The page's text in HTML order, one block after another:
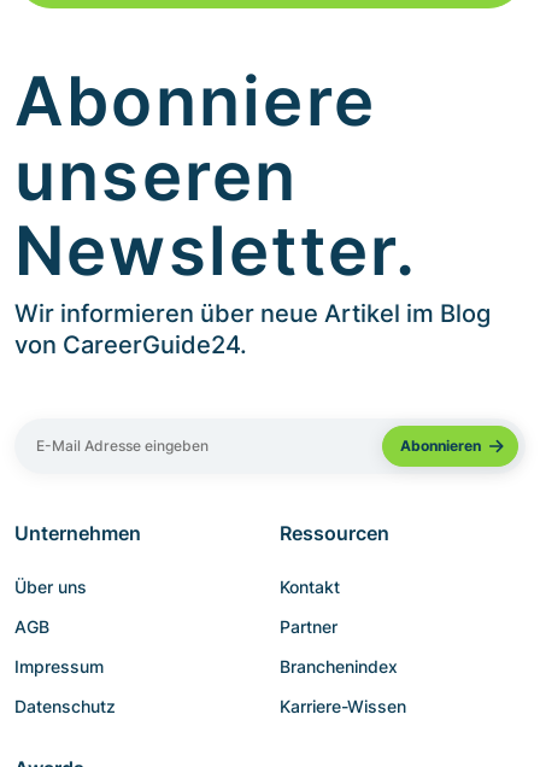
Abonniere
unseren
Newsletter.
Wir informieren über neue Artikel im Blog
von CareerGuide24.
Unternehmen
Über uns
AGB
Impressum
Datenschutz
Ressourcen
Kontakt
Partner
Branchenindex
Karriere-Wissen